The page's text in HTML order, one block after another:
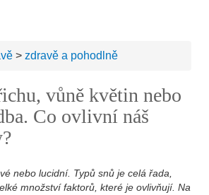
>zdravě a pohodlně
vůně květin nebo
Co ovlivní náš
nebo lucidní. Typů snů je celá řada,
množství faktorů, které je ovlivňují. Na